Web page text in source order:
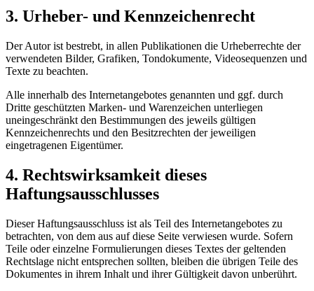
3. Urheber- und Kennzeichenrecht
Der Autor ist bestrebt, in allen Publikationen die Urheberrechte der
verwendeten Bilder, Grafiken, Tondokumente, Videosequenzen und
Texte zu beachten.
Alle innerhalb des Internetangebotes genannten und ggf. durch
Dritte geschützten Marken- und Warenzeichen unterliegen
uneingeschränkt den Bestimmungen des jeweils gültigen
Kennzeichenrechts und den Besitzrechten der jeweiligen
eingetragenen Eigentümer.
4. Rechtswirksamkeit dieses
Haftungsausschlusses
Dieser Haftungsausschluss ist als Teil des Internetangebotes zu
betrachten, von dem aus auf diese Seite verwiesen wurde. Sofern
Teile oder einzelne Formulierungen dieses Textes der geltenden
Rechtslage nicht entsprechen sollten, bleiben die übrigen Teile des
Dokumentes in ihrem Inhalt und ihrer Gültigkeit davon unberührt.